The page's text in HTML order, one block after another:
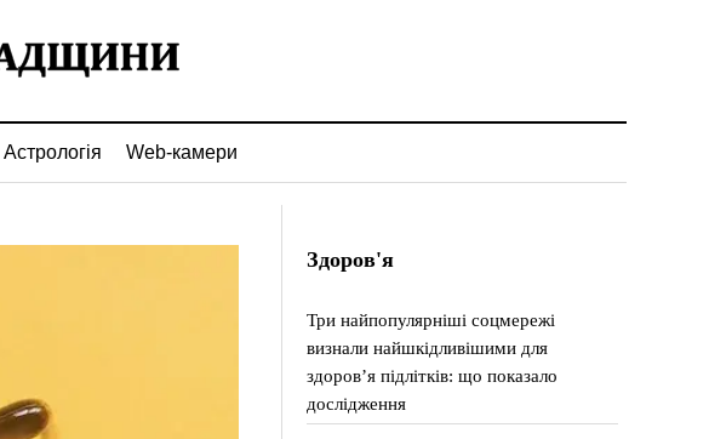
Астрологія Web-камери
Здоров'я
Три найпопулярніші соцмережі
визнали найшкідливішими для
здоров’я підлітків: що показало
дослідження